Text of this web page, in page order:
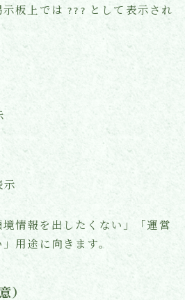
板上では ???
として表示され
示
境情報を出したくない」「運営
用途に向きます。
）